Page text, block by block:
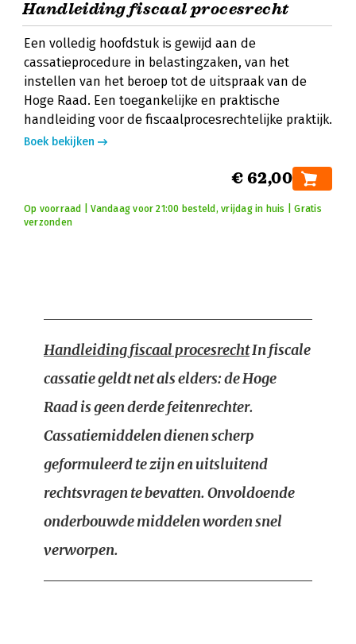
Handleiding fiscaal procesrecht
Een volledig hoofdstuk is gewijd aan de
cassatieprocedure in belastingzaken, van het
instellen van het beroep tot de uitspraak van de
Hoge Raad. Een toegankelijke en praktische
handleiding voor de fiscaalprocesrechtelijke praktijk.
Boek bekijken
€ 62,00
Op voorraad | Vandaag voor 21:00 besteld, vrijdag in huis | Gratis
verzonden
Handleiding fiscaal procesrechtIn fiscale
cassatie geldt net als elders: de Hoge
Raad is geen derde feitenrechter.
Cassatiemiddelen dienen scherp
geformuleerd te zijn en uitsluitend
rechtsvragen te bevatten. Onvoldoende
onderbouwde middelen worden snel
verworpen.